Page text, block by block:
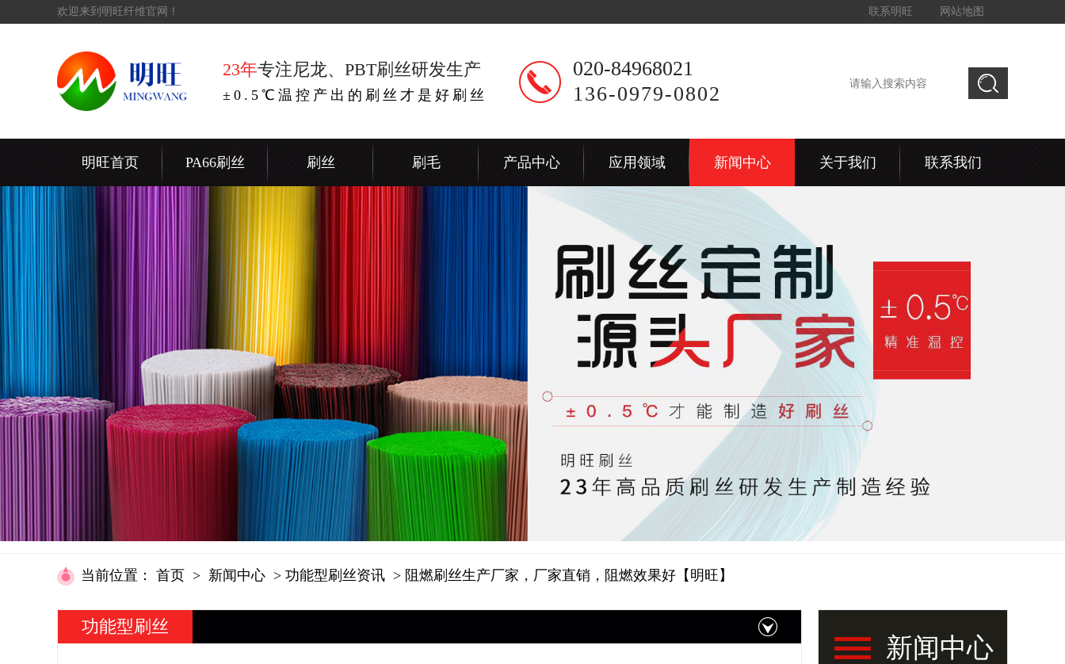
欢迎来到明旺纤维官网！ 联系明旺 网站地图
23年专注尼龙、PBT刷丝研发生产
±0.5℃温控产出的刷丝才是好刷丝
020-84968021
136-0979-0802
明旺首页 PA66刷丝 刷丝 刷毛 产品中心 应用领域 新闻中心 关于我们 联系我们
当前位置 ： 首页 > 新闻中心 > 功能型刷丝资讯 > 阻燃刷丝生产厂家，厂家直销，阻燃效果好【明旺】
功能型刷丝
新闻中心